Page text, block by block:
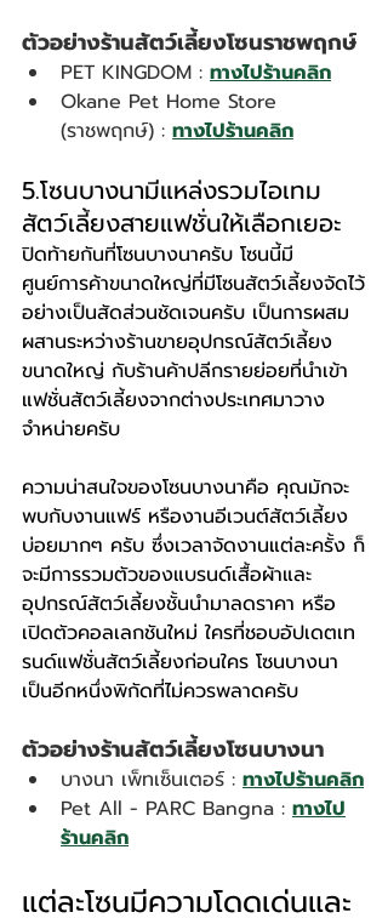
ตัวอย่างร้านสัตว์เลี้ยงโซนราชพฤกษ์
PET KINGDOM : ทางไปร้านคลิก
Okane Pet Home Store
(ราชพฤกษ์) : ทางไปร้านคลิก
5.โซนบางนามีแหล่งรวมไอเทม
สัตว์เลี้ยงสายแฟชั่นให้เลือกเยอะ
ปิดท้ายกันที่โซนบางนาครับ โซนนี้มี
ศูนย์การค้าขนาดใหญ่ที่มีโซนสัตว์เลี้ยงจัดไว้
อย่างเป็นสัดส่วนชัดเจนครับ เป็นการผสม
ผสานระหว่างร้านขายอุปกรณ์สัตว์เลี้ยง
ขนาดใหญ่ กับร้านค้าปลีกรายย่อยที่นำเข้า
แฟชั่นสัตว์เลี้ยงจากต่างประเทศมาวาง
จำหน่ายครับ
ความน่าสนใจของโซนบางนาคือ คุณมักจะ
พบกับงานแฟร์ หรืองานอีเวนต์สัตว์เลี้ยง
บ่อยมากๆ ครับ ซึ่งเวลาจัดงานแต่ละครั้ง ก็
จะมีการรวมตัวของแบรนด์เสื้อผ้าและ
อุปกรณ์สัตว์เลี้ยงชั้นนำมาลดราคา หรือ
เปิดตัวคอลเลกชันใหม่ ใครที่ชอบอัปเดตเท
รนด์แฟชั่นสัตว์เลี้ยงก่อนใคร โซนบางนา
เป็นอีกหนึ่งพิกัดที่ไม่ควรพลาดครับ
ตัวอย่างร้านสัตว์เลี้ยงโซนบางนา
บางนา เพ็ทเซ็นเตอร์ : ทางไปร้านคลิก
Pet All - PARC Bangna : ทางไป
ร้านคลิก
แต่ละโซนมีความโดดเด่นและ